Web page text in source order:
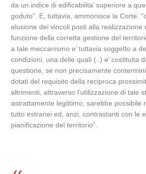
da un indice di edificabilita’ superiore a
goduto”. E, tuttavia, ammonisce la Corte,
elusione dei vincoli posti alla realizzazione
funzione della corretta gestione del
a tale meccanismo e’ tuttavia soggetto a
condizioni, una delle quali (..) e’ costituita
questione, se non precisamente
dotati del requisito della reciproca
altrimenti, attraverso l’utilizzazione di tale
astrattamente legittimo, sarebbe possibile
tutto estranei ed, anzi, contrastanti con le
pianificazione del territorio”.